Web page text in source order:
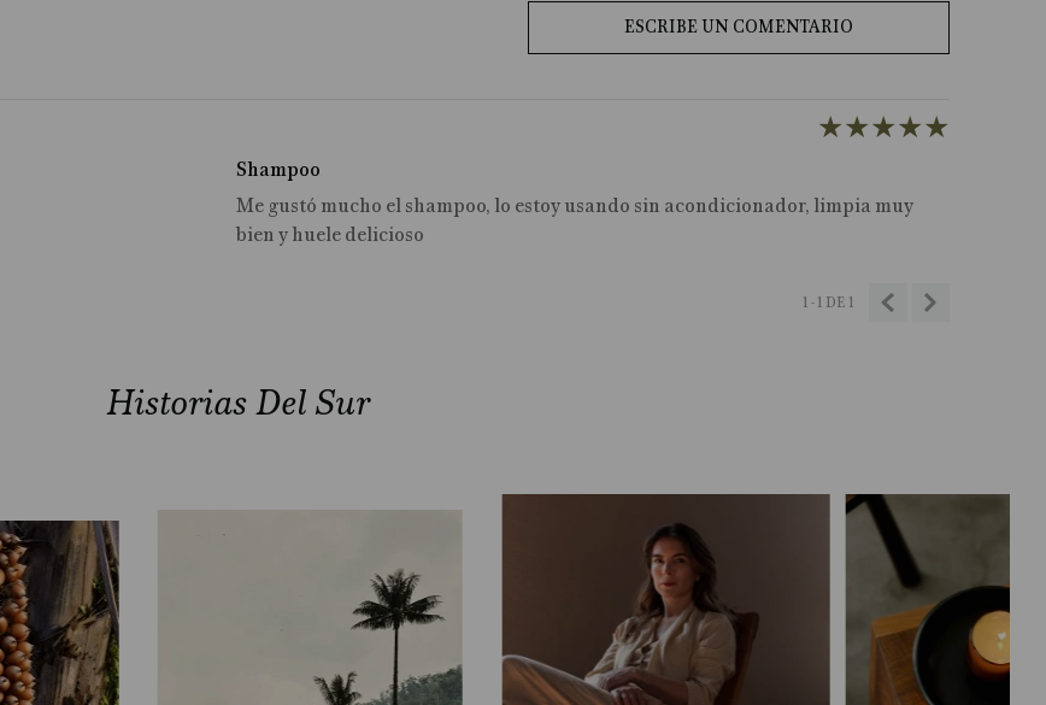
★★★★★
Shampoo
Me gustó mucho el shampoo, lo estoy usando sin acondicionador, limpia muy
bien y huele delicioso
1 - 1 DE 1
Historias Del Sur